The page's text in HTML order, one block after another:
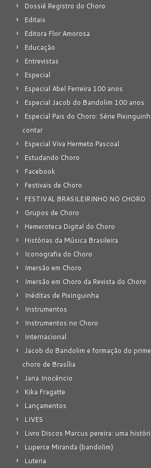
Dossiê Registro do Choro
Editais
Editora Flor Amorosa
Educação
Entrevistas
Especial
Especial Abel Ferreira 100 anos
Especial Jacob do Bandolim 100 anos
Especial Pais do Choro: Série
contar
Especial Viva Hermeto Pascoal
Estudando Choro
Facebook
Festivais de Choro
FESTIVAL BRASILEIRINHO NO CHORO
Grupos de Choro
Hemeroteca Digital do Choro
Histórias da Música Brasileira
Iconografia do Choro
Imersão em Choro
Imersão em Choro da Revista do Choro
Inéditas de Pixinguinha
Instrumentos
Instrumentos no Choro
Internacional
Jacob do Bandolim e formação do
choro de Brasília
Jana Inocêncio
Kika Fragatte
Lançamentos
LIVES
Livro Discos Marcus pereira: uma
Luperce Miranda (bandolim)
Luteria